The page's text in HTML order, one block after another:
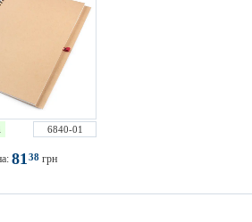
6840-01
8138 грн